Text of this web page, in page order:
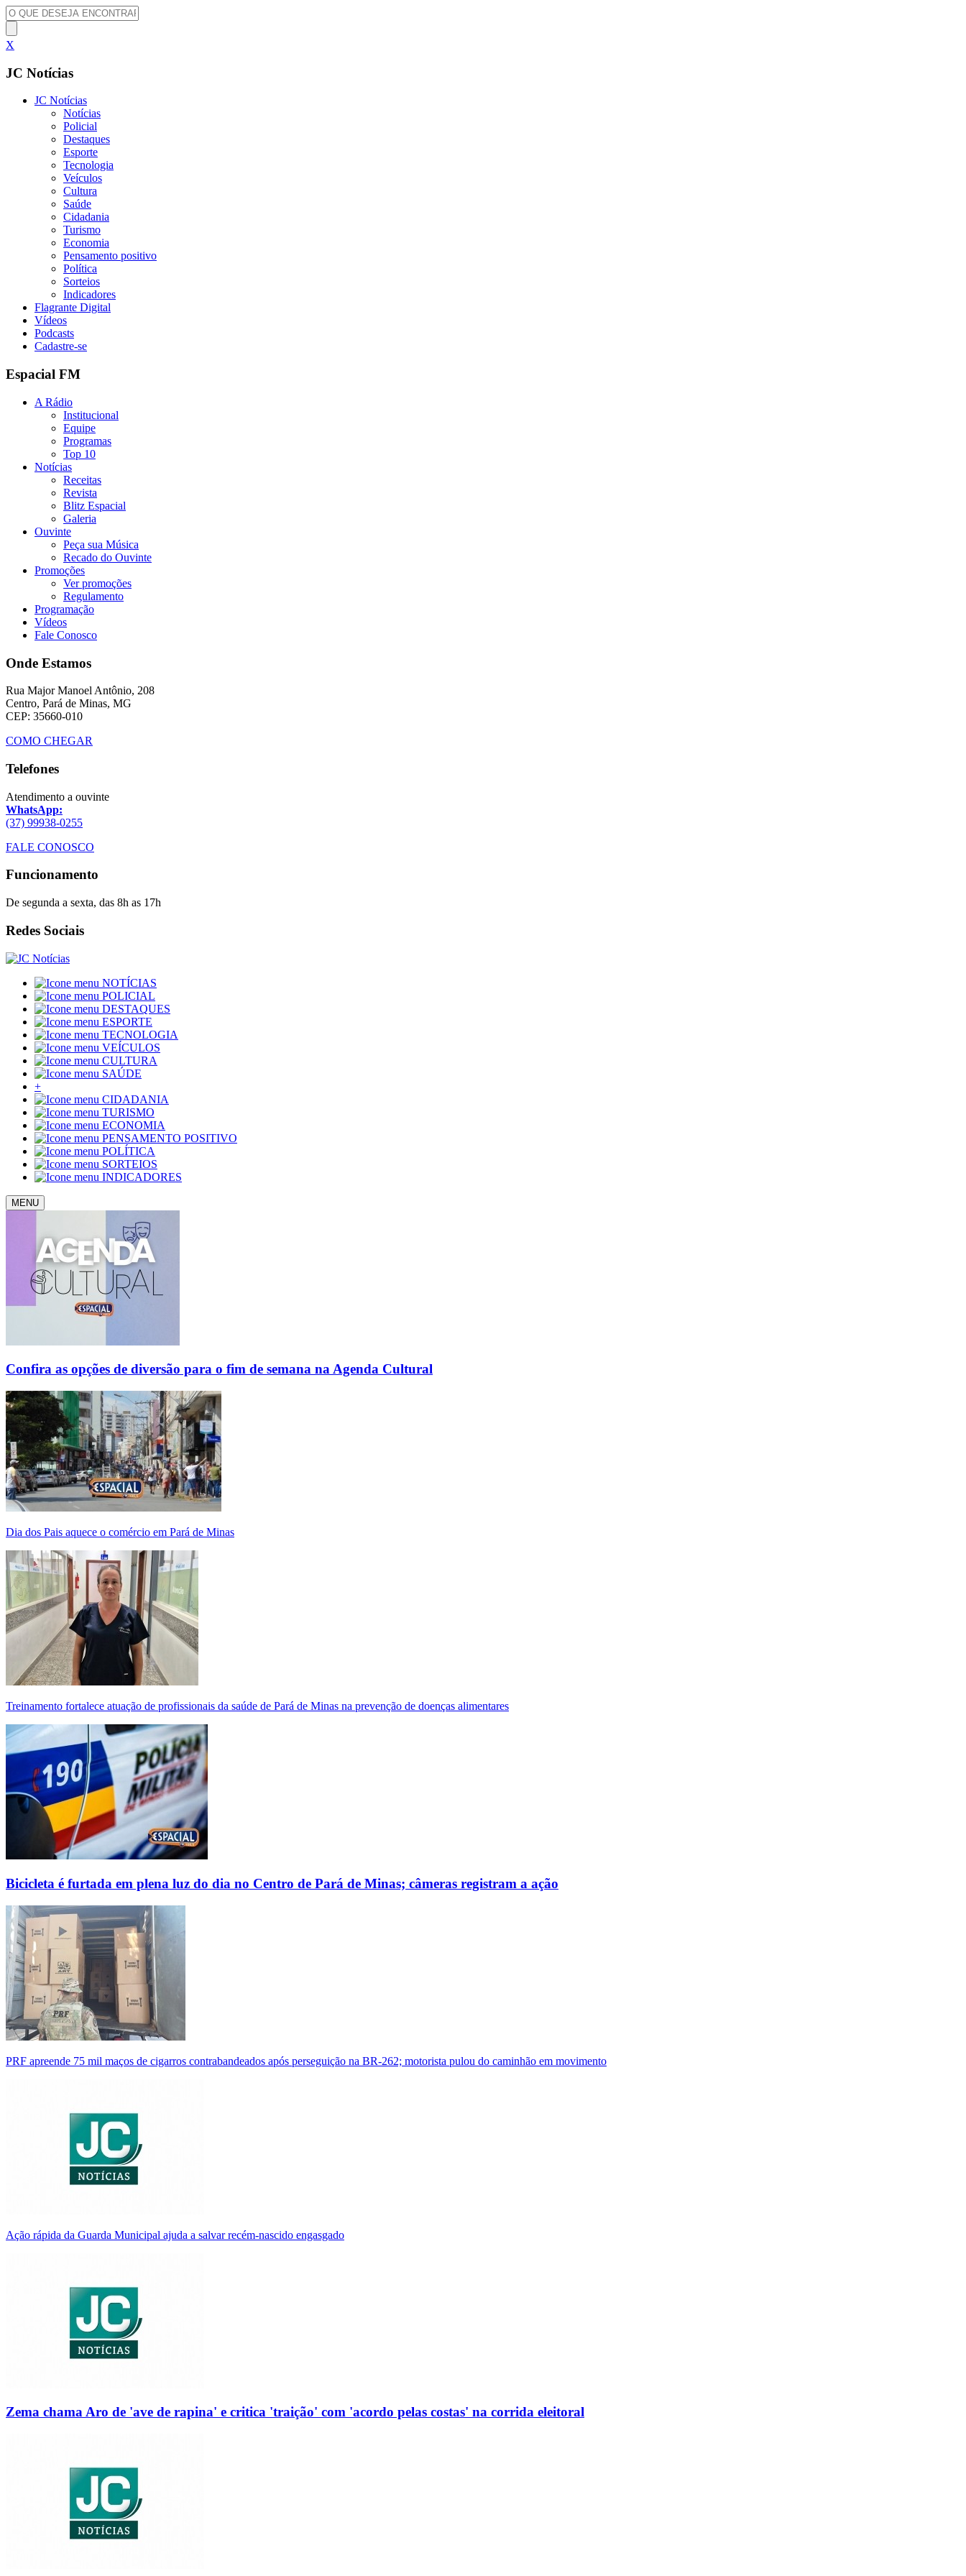
X
JC Notícias
JC Notícias
Notícias
Policial
Destaques
Esporte
Tecnologia
Veículos
Cultura
Saúde
Cidadania
Turismo
Economia
Pensamento positivo
Política
Sorteios
Indicadores
Flagrante Digital
Vídeos
Podcasts
Cadastre-se
Espacial FM
A Rádio
Institucional
Equipe
Programas
Top 10
Notícias
Receitas
Revista
Blitz Espacial
Galeria
Ouvinte
Peça sua Música
Recado do Ouvinte
Promoções
Ver promoções
Regulamento
Programação
Vídeos
Fale Conosco
Onde Estamos
Rua Major Manoel Antônio, 208
Centro, Pará de Minas, MG
CEP: 35660-010
COMO CHEGAR
Telefones
Atendimento a ouvinte
WhatsApp:
(37) 99938-0255
FALE CONOSCO
Funcionamento
De segunda a sexta, das 8h as 17h
Redes Sociais
NOTÍCIAS
POLICIAL
DESTAQUES
ESPORTE
TECNOLOGIA
VEÍCULOS
CULTURA
SAÚDE
+
CIDADANIA
TURISMO
ECONOMIA
PENSAMENTO POSITIVO
POLÍTICA
SORTEIOS
INDICADORES
MENU
Confira as opções de diversão para o fim de semana na Agenda Cultural
Dia dos Pais aquece o comércio em Pará de Minas
Treinamento fortalece atuação de profissionais da saúde de Pará de Minas na prevenção de doenças alimentares
Bicicleta é furtada em plena luz do dia no Centro de Pará de Minas; câmeras registram a ação
PRF apreende 75 mil maços de cigarros contrabandeados após perseguição na BR-262; motorista pulou do caminhão em movimento
Ação rápida da Guarda Municipal ajuda a salvar recém-nascido engasgado
Zema chama Aro de 'ave de rapina' e critica 'traição' com 'acordo pelas costas' na corrida eleitoral